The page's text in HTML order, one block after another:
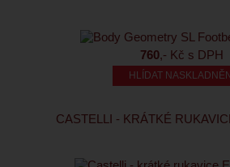
760,- Kč s DPH
HLÍDAT NASKLADNĚNÍ
CASTELLI - KRÁTKÉ